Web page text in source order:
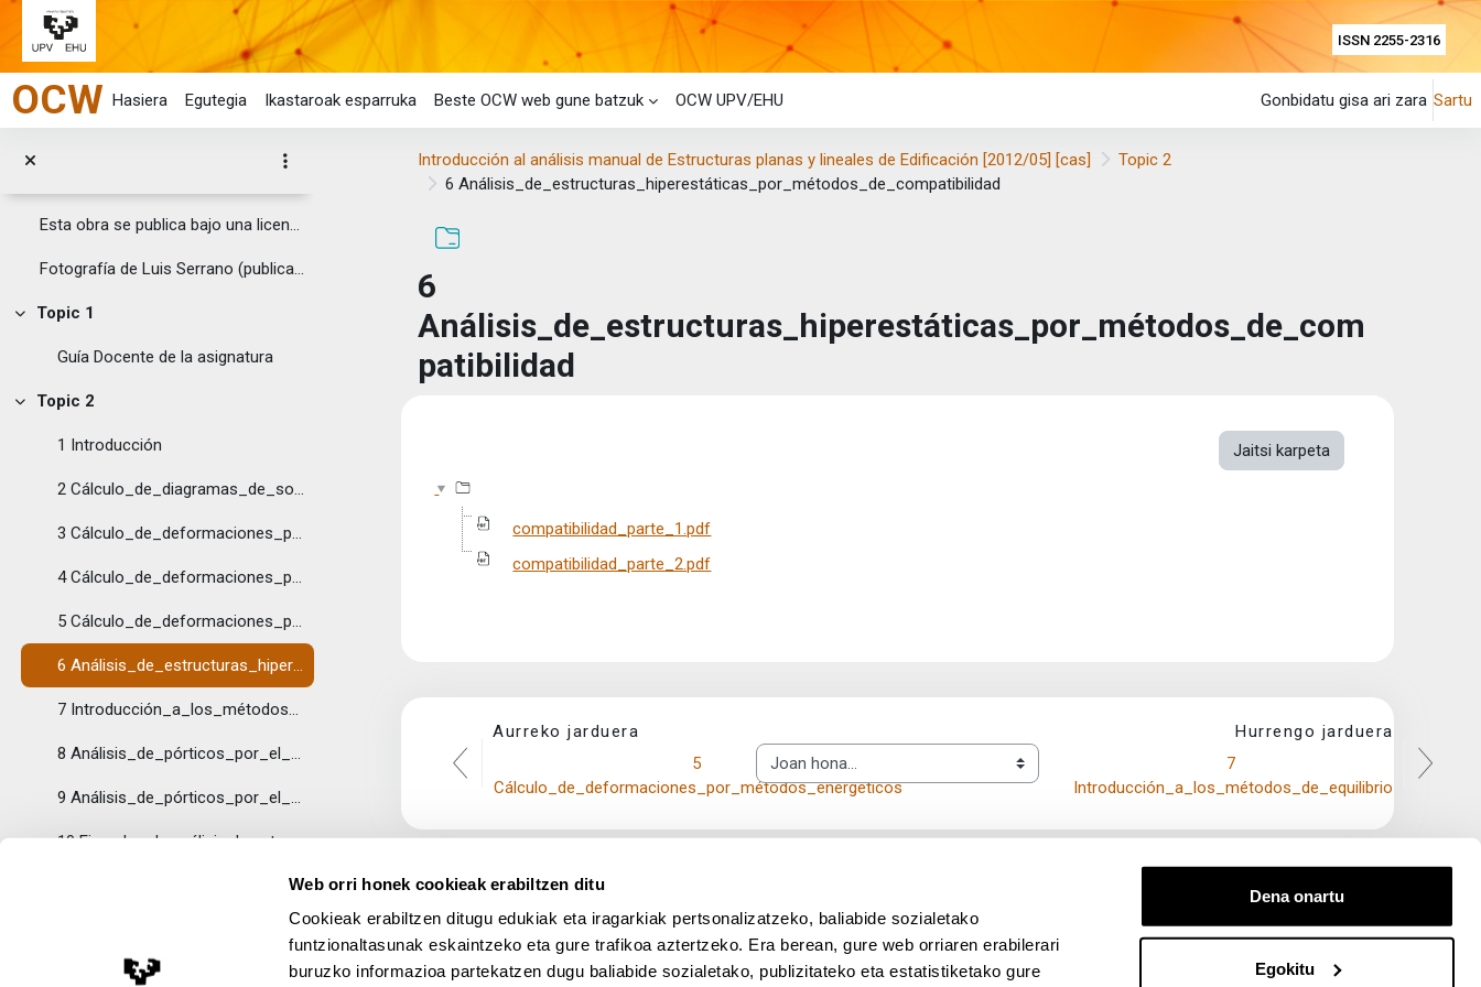
Web orri honek cookieak erabiltzen ditu
Cookieak erabiltzen ditugu edukiak eta iragarkiak pertsonalizatzeko, baliabide sozialetako
funtzionaltasunak eskaintzeko eta gure trafikoa aztertzeko. Era berean, gure web orriaren erabilerari
buruzko informazioa partekatzen dugu baliabide sozialetako, publizitateko eta estatistiketako gure
Dena onartu
Egokitu
ISSN 2255-2316
Joan eduki nagusira zuzenean
OCW Hasiera Egutegia Ikastaroak esparruka Beste OCW web gune batzuk OCW UPV/EHU Gonbidatu gisa ari zara Sartu
Tolestu
Esta obra se publica bajo una licencia Creative ...
Fotografía de Luis Serrano (publicada ...
Tolestu
Topic 1
Guía Docente de la asignatura
Tolestu
Topic 2
1 Introducción
2 Cálculo_de_diagramas_de_solicitaciones_de_estructuras_isostáticas
3 Cálculo_de_deformaciones_por_métodos_gráficos
4 Cálculo_de_deformaciones_por_métodos_matemáticos
5 Cálculo_de_deformaciones_por_métodos_energéticos
6 Análisis_de_estructuras_hiperestáticas_por_métodos_de_compatibilidad
7 Introducción_a_los_métodos_de_equilibrio
8 Análisis_de_pórticos_por_el_método_de_Maney
9 Análisis_de_pórticos_por_el_método_de_Cross
10 Ejemplos de análisis de estructuras hiperestáticas por compatibilidad y por equilibrio
Introducción al análisis manual de Estructuras planas y lineales de Edificación [2012/05] [cas]
Topic 2
6 Análisis_de_estructuras_hiperestáticas_por_métodos_de_compatibilidad
6
Análisis_de_estructuras_hiperestáticas_por_métodos_de_com
patibilidad
Jaitsi karpeta
compatibilidad_parte_1.pdf
compatibilidad_parte_2.pdf
Aurreko jarduera
5
Cálculo_de_deformaciones_por_métodos_energéticos
Joan hona...
Hurrengo jarduera
7
Introducción_a_los_métodos_de_equilibrio
Lege Oharra App deskargatu UPV/EHU en Facebook (abre ventana nueva)
UPV/EHU en Twitter (abre ventana nueva)
UPV/EHU en LinkedIn (abre ventana nueva)
UPV/EHU en YouTube (abre ventana nueva)